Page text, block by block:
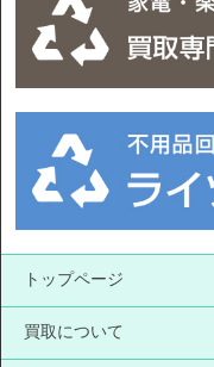
トップページ
買取について